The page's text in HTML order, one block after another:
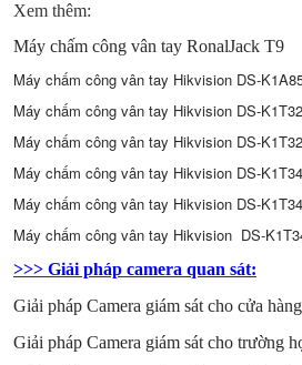
Xem thêm:
Máy chấm công vân tay RonalJack T9
Máy chấm công vân tay Hikvision DS-
Máy chấm công vân tay Hikvision DS-
Máy chấm công vân tay Hikvision DS-
Máy chấm công vân tay Hikvision DS-
Máy chấm công vân tay Hikvision DS-
Máy chấm công vân tay Hikvision DS-
>>> Giải pháp camera quan sát:
Giải pháp Camera giám sát cho cửa hàng
Giải pháp Camera giám sát cho trường